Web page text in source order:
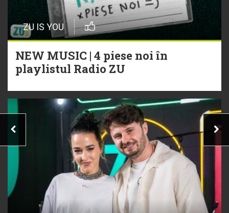
ZU IS YOU
NEW MUSIC | 4 piese noi în
playlistul Radio ZU